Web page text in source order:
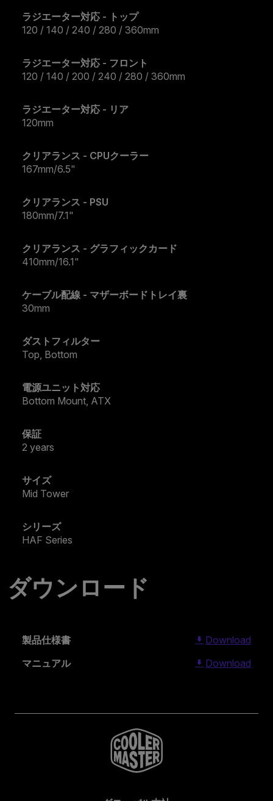
ラジエーター対応 - トップ
120 / 140 / 240 / 280 / 360mm
ラジエーター対応 - フロント
120 / 140 / 200 / 240 / 280 / 360mm
ラジエーター対応 - リア
120mm
クリアランス - CPUクーラー
167mm/6.5"
クリアランス - PSU
180mm/7.1"
クリアランス - グラフィックカード
410mm/16.1"
ケーブル配線 - マザーボードトレイ裏
30mm
ダストフィルター
Top, Bottom
電源ユニット対応
Bottom Mount, ATX
保証
2 years
サイズ
Mid Tower
シリーズ
HAF Series
ダウンロード
製品仕様書
Download
マニュアル
Download